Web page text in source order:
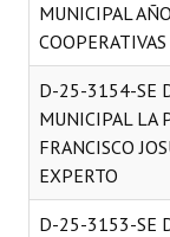
MUNICIPAL
COOPERATIVAS
D-25-3154-SE
MUNICIPAL LA
FRANCISCO
EXPERTO
D-25-3153-SE